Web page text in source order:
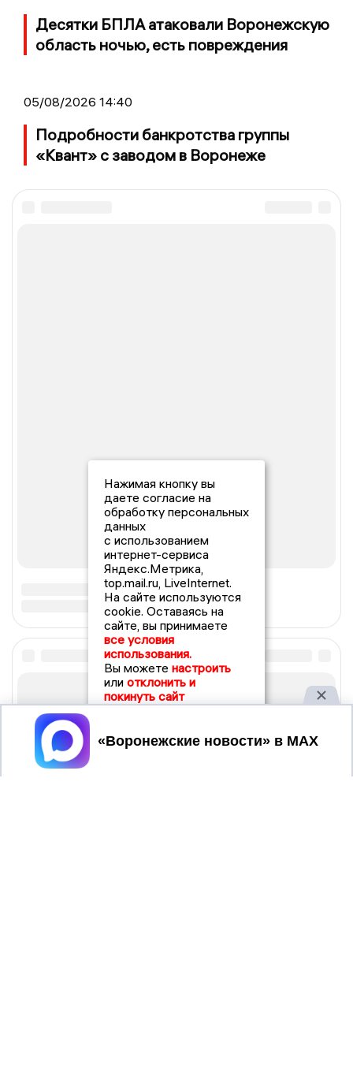
Десятки БПЛА атаковали Воронежскую
область ночью, есть повреждения
05/08/2026 14:40
Подробности банкротства группы
«Квант» с заводом в Воронеже
Нажимая кнопку вы
даете согласие на
обработку персональных
данных
с использованием
интернет-сервиса
Яндекс.Метрика,
top.mail.ru, LiveInternet.
На сайте используются
cookie. Оставаясь на
сайте, вы принимаете
все условия
использования.
Вы можете настроить
или отклонить и
покинуть сайт
Принять